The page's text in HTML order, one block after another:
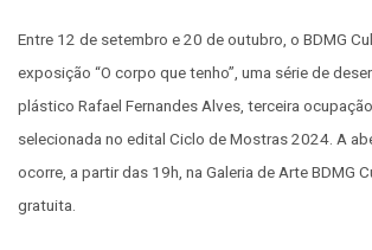
Entre 12 de setembro e 20 de outubro, o BDMG
exposição “O corpo que tenho”, uma série de
plástico Rafael Fernandes Alves, terceira
selecionada no edital Ciclo de Mostras 2024. A
ocorre, a partir das 19h, na Galeria de Arte BDMG
gratuita.